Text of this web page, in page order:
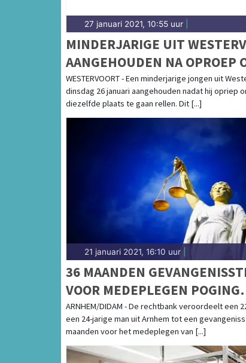
27 januari 2021, 10:55 uur
MINDERJARIGE UIT
AANGEHOUDEN NA OPROEP
RELLEN
WESTERVOORT - Een minderjarige jongen uit
dinsdag 26 januari aangehouden nadat hij opriep
diezelfde plaats te gaan rellen. Dit [...]
21 januari 2021, 16:10 uur
36 MAANDEN
VOOR MEDEPLEGEN POGING
DOODSLAG
ARNHEM/DIDAM - De rechtbank veroordeelt een
een 24-jarige man uit Arnhem tot een
maanden voor het medeplegen van [...]